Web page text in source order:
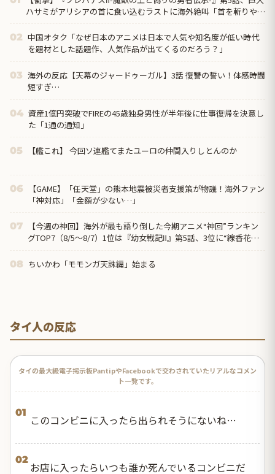
ハサミがアリシアの首に食い込むラストに海外絶叫「首を斬りやが
02 中国オタク「なぜ日本のアニメは日本で人気や知名度が低い時代
を題材とした話題作、人気作品が出てくるのだろう？」
03 海外の反応【天幕のジャードゥーガル】3話 復讐の誓い！体感時間
短すぎ…
04 資産1億円突破でFIREの45歳独身男性が半年後に仕事復帰を決意し
た「1通の通知」
05 【艦これ】 今回ソ連艦てまたユーロの仲間入りしとんのか
06
【GAME】「任天堂」の熊本地震被災者支援策が物議！海外ファン
「神対応」「金額が少ない…」
07
【今週の神回】海外が最も語り倒した今期アニメ“神回”ランキン
グTOP7（8/5〜8/7）1位は『幼女戦記Ⅱ』第5話、3位に“線香花火
08 ちいかわ「モモンガ天誅編」始まる
タイ人の反応
タイの最大級電子掲示板PantipやFacebookで交わされていたリアルなコメン
ト一覧です。
01
このコンビニに入ったら出られそうにないね…
02
お店に入ったらいつも誰か死んでいるコンビニだ